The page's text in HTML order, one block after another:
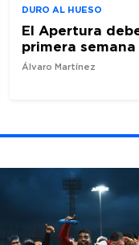
DURO AL HUESO
El Apertura
primera
Álvaro Martínez